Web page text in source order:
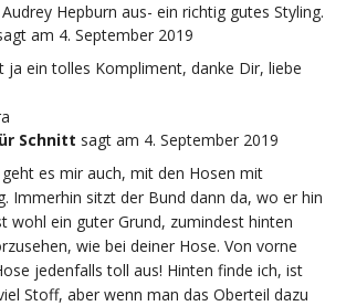
Hepburn aus- ein richtig gutes Styling.
am 4. September 2019
ja ein tolles Kompliment, danke Dir, liebe
Schnitt sagt am 4. September 2019
es mir auch, mit den Hosen mit
Immerhin sitzt der Bund dann da, wo er hin
wohl ein guter Grund, zumindest hinten
wie bei deiner Hose. Von vorne
jedenfalls toll aus! Hinten finde ich, ist
Stoff, aber wenn man das Oberteil dazu